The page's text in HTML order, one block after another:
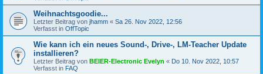
Weihnachtsgoodie...
Letzter Beitrag von jhamm « Sa 26. Nov 2022, 12:56
Verfasst in OffTopic
Wie kann ich ein neues Sound-, Drive-, LM-Teacher Update
installieren?
Letzter Beitrag von BEIER-Electronic Evelyn « Do 10. Nov 2022, 10:57
Verfasst in FAQ